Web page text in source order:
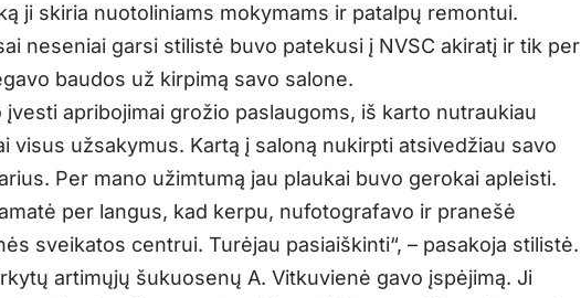
ji skiria nuotoliniams mokymams ir patalpų remontui.
neseniai garsi stilistė buvo patekusi į NVSC akiratį ir tik per
baudos už kirpimą savo salone.
įvesti apribojimai grožio paslaugoms, iš karto nutraukiau
visus užsakymus. Kartą į saloną nukirpti atsivedžiau savo
Per mano užimtumą jau plaukai buvo gerokai apleisti.
per langus, kad kerpu, nufotografavo ir pranešė
sveikatos centrui. Turėjau pasiaiškinti“, – pasakoja stilistė.
artimųjų šukuosenų A. Vitkuvienė gavo įspėjimą. Ji